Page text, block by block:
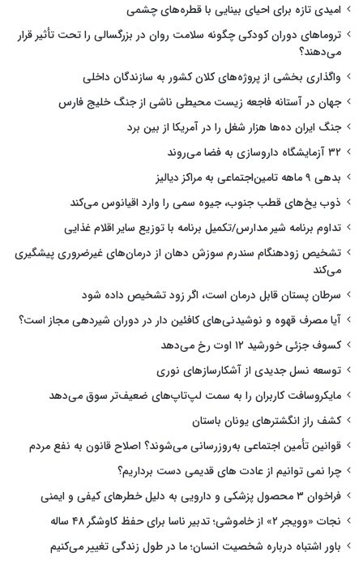
امیدی تازه برای احیای بینایی با قطره‌های چشمی
تروماهای دوران کودکی چگونه سلامت روان در بزرگسالی را تحت تأثیر قرار
می‌دهند؟
واگذاری بخشی از پروژه‌های کلان کشور به سازندگان داخلی
جهان در آستانه فاجعه زیست محیطی ناشی از جنگ خلیج فارس
جنگ ایران ده‌ها هزار شغل را در آمریکا از بین برد
۳۲ آزمایشگاه داروسازی به فضا می‌روند
بدهی ۹ ماهه تامین‌اجتماعی به مراکز دیالیز
ذوب یخ‌های قطب جنوب، جیوه سمی را وارد اقیانوس می‌کند
تداوم برنامه شیر مدارس/تکمیل برنامه با توزیع سایر اقلام غذایی
تشخیص زودهنگام سندرم سوزش دهان از درمان‌های غیرضروری پیشگیری
می‌کند
سرطان پستان قابل درمان است، اگر زود تشخیص داده شود
آیا مصرف قهوه و نوشیدنی‌های کافئین دار در دوران شیردهی مجاز است؟
کسوف جزئی خورشید ۱۲ اوت رخ می‌دهد
توسعه نسل جدیدی از آشکارسازهای نوری
مایکروسافت کاربران را به سمت لپ‌تاپ‌های ضعیف‌تر سوق می‌دهد
کشف راز انگشترهای یونان باستان
قوانین تأمین اجتماعی به‌روزرسانی می‌شوند؟ اصلاح قانون به نفع مردم
چرا نمی توانیم از عادت های قدیمی دست برداریم؟
فراخوان ۳ محصول پزشکی و دارویی به دلیل خطرهای کیفی و ایمنی
نجات «وویجر ۲» از خاموشی؛ تدبیر ناسا برای حفظ کاوشگر ۴۸ ساله
باور اشتباه درباره شخصیت انسان؛ ما در طول زندگی تغییر می‌کنیم